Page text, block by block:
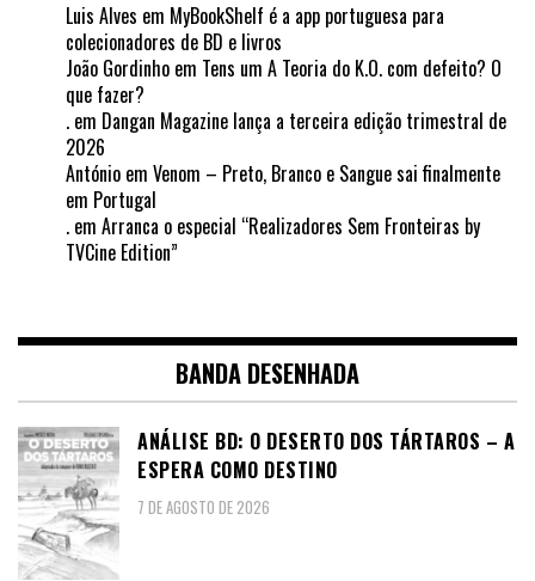
Luis Alves em MyBookShelf é a app portuguesa para
colecionadores de BD e livros
João Gordinho em Tens um A Teoria do K.O. com defeito? O
que fazer?
. em Dangan Magazine lança a terceira edição trimestral de
2026
António em Venom – Preto, Branco e Sangue sai finalmente
em Portugal
. em Arranca o especial “Realizadores Sem Fronteiras by
TVCine Edition”
BANDA DESENHADA
ANÁLISE BD: O DESERTO DOS TÁRTAROS – A
ESPERA COMO DESTINO
7 DE AGOSTO DE 2026